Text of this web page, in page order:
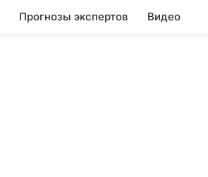
Прогнозы экспертов Видео